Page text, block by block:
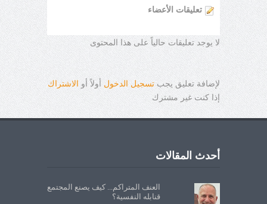
تعليقات الأعضاء
لا يوجد تعليقات حالياً على هذا المحتوى
لإضافة تعليق يجب تسجيل الدخول أولاً أو
الاشتراك
إذا كنت غير مشترك
أحدث المقالات
العنف المتراكم... كيف يصنع المجتمع
قنابله النفسية؟